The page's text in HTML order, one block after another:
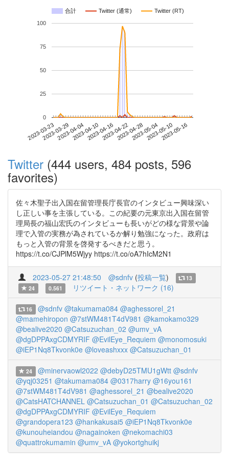
合計 Twitter (通常) Twitter (RT)
2023-03-232023-03-292023-04-042023-04-102023-04-162023-04-222023-04-282023-05-042023-05-102023-05-16
0
25
50
75
100
Twitter (444 users, 484 posts, 596
favorites)
佐々木聖子出入国在留管理長庁長官のインタビュー興味深い
し正しい事を主張している。この紀要の元東京出入国在留管
理局長の福山宏氏のインタビューも長いがどの様な背景や論
理で入管の実務が為されているか解り勉強になった。政府は
もっと入管の背景を啓発するべきだと思う。
https://t.co/CJPlM5Wjyy https://t.co/oA7hIcM2N1
2023-05-27 21:48:50 @sdnfv (投稿一覧)
13
24
0.561 リツイート・ネットワーク (16)
16 @sdnfv @takumama084 @aghessorel_21
@mamehiropon @7stWM481T4dV981 @kamokamo329
@bealive2020 @Catsuzuchan_02 @umv_vA
@dgDPPAxgCDMYRIF @EvilEye_Requiem @monomosuki
@iEP1Nq8Tkvonk0e @loveashxxx @Catsuzuchan_01
24 @minervaowl2022 @debyD25TMU1gWtt @sdnfv
@yqj03251 @takumama084 @0317harry @16you161
@7stWM481T4dV981 @aghessorel_21 @bealive2020
@CatsHATCHANNEL @Catsuzuchan_01 @Catsuzuchan_02
@dgDPPAxgCDMYRIF @EvilEye_Requiem
@grandopera123 @hankakusai5 @iEP1Nq8Tkvonk0e
@kunouheiandou @nagainoken @nekomachi03
@quattrokumamin @umv_vA @yokortghuikj